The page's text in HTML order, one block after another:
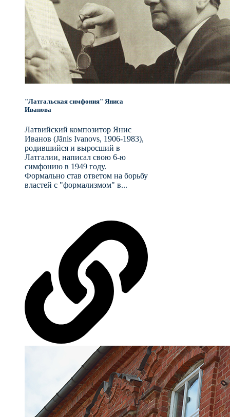
"Латгальская симфония" Яниса
Иванова
Латвийский композитор Янис
Иванов (Jānis Ivanovs, 1906-1983),
родившийся и выросший в
Латгалии, написал свою 6-ю
симфонию в 1949 году.
Формально став ответом на борьбу
властей с "формализмом" в...